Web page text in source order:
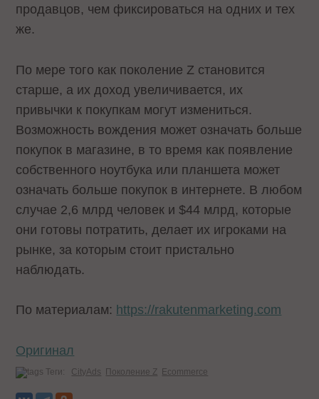
продавцов, чем фиксироваться на одних и тех
же.
По мере того как поколение Z становится
старше, а их доход увеличивается, их
привычки к покупкам могут измениться.
Возможность вождения может означать больше
покупок в магазине, в то время как появление
собственного ноутбука или планшета может
означать больше покупок в интернете. В любом
случае 2,6 млрд человек и $44 млрд, которые
они готовы потратить, делает их игроками на
рынке, за которым стоит пристально
наблюдать.
По материалам: https://rakutenmarketing.com
Оригинал
Теги: CityAds Поколение Z Ecommerce